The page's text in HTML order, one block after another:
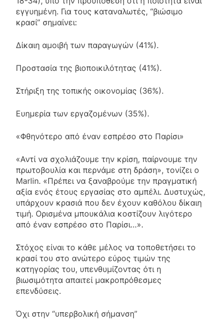
εγγυημένη. Για τους καταναλωτές, “βιώσιμο
κρασί” σημαίνει:
Δίκαιη αμοιβή των παραγωγών (41%).
Προστασία της βιοποικιλότητας (41%).
Στήριξη της τοπικής οικονομίας (36%).
Ευημερία των εργαζομένων (35%).
«Φθηνότερο από έναν εσπρέσο στο Παρίσι»
«Αντί να σχολιάζουμε την κρίση, παίρνουμε την
πρωτοβουλία και περνάμε στη δράση», τονίζει ο
Marlin. «Πρέπει να ξαναβρούμε την πραγματική
αξία ενός έτους εργασίας στο αμπέλι. Δυστυχώς,
υπάρχουν κρασιά που δεν έχουν καθόλου δίκαιη
τιμή. Ορισμένα μπουκάλια κοστίζουν λιγότερο
από έναν εσπρέσο στο Παρίσι…».
Στόχος είναι το κάθε μέλος να τοποθετήσει το
κρασί του στο ανώτερο εύρος τιμών της
κατηγορίας του, υπενθυμίζοντας ότι η
βιωσιμότητα απαιτεί μακροπρόθεσμες
επενδύσεις.
Όχι στην “υπερβολική σήμανση”